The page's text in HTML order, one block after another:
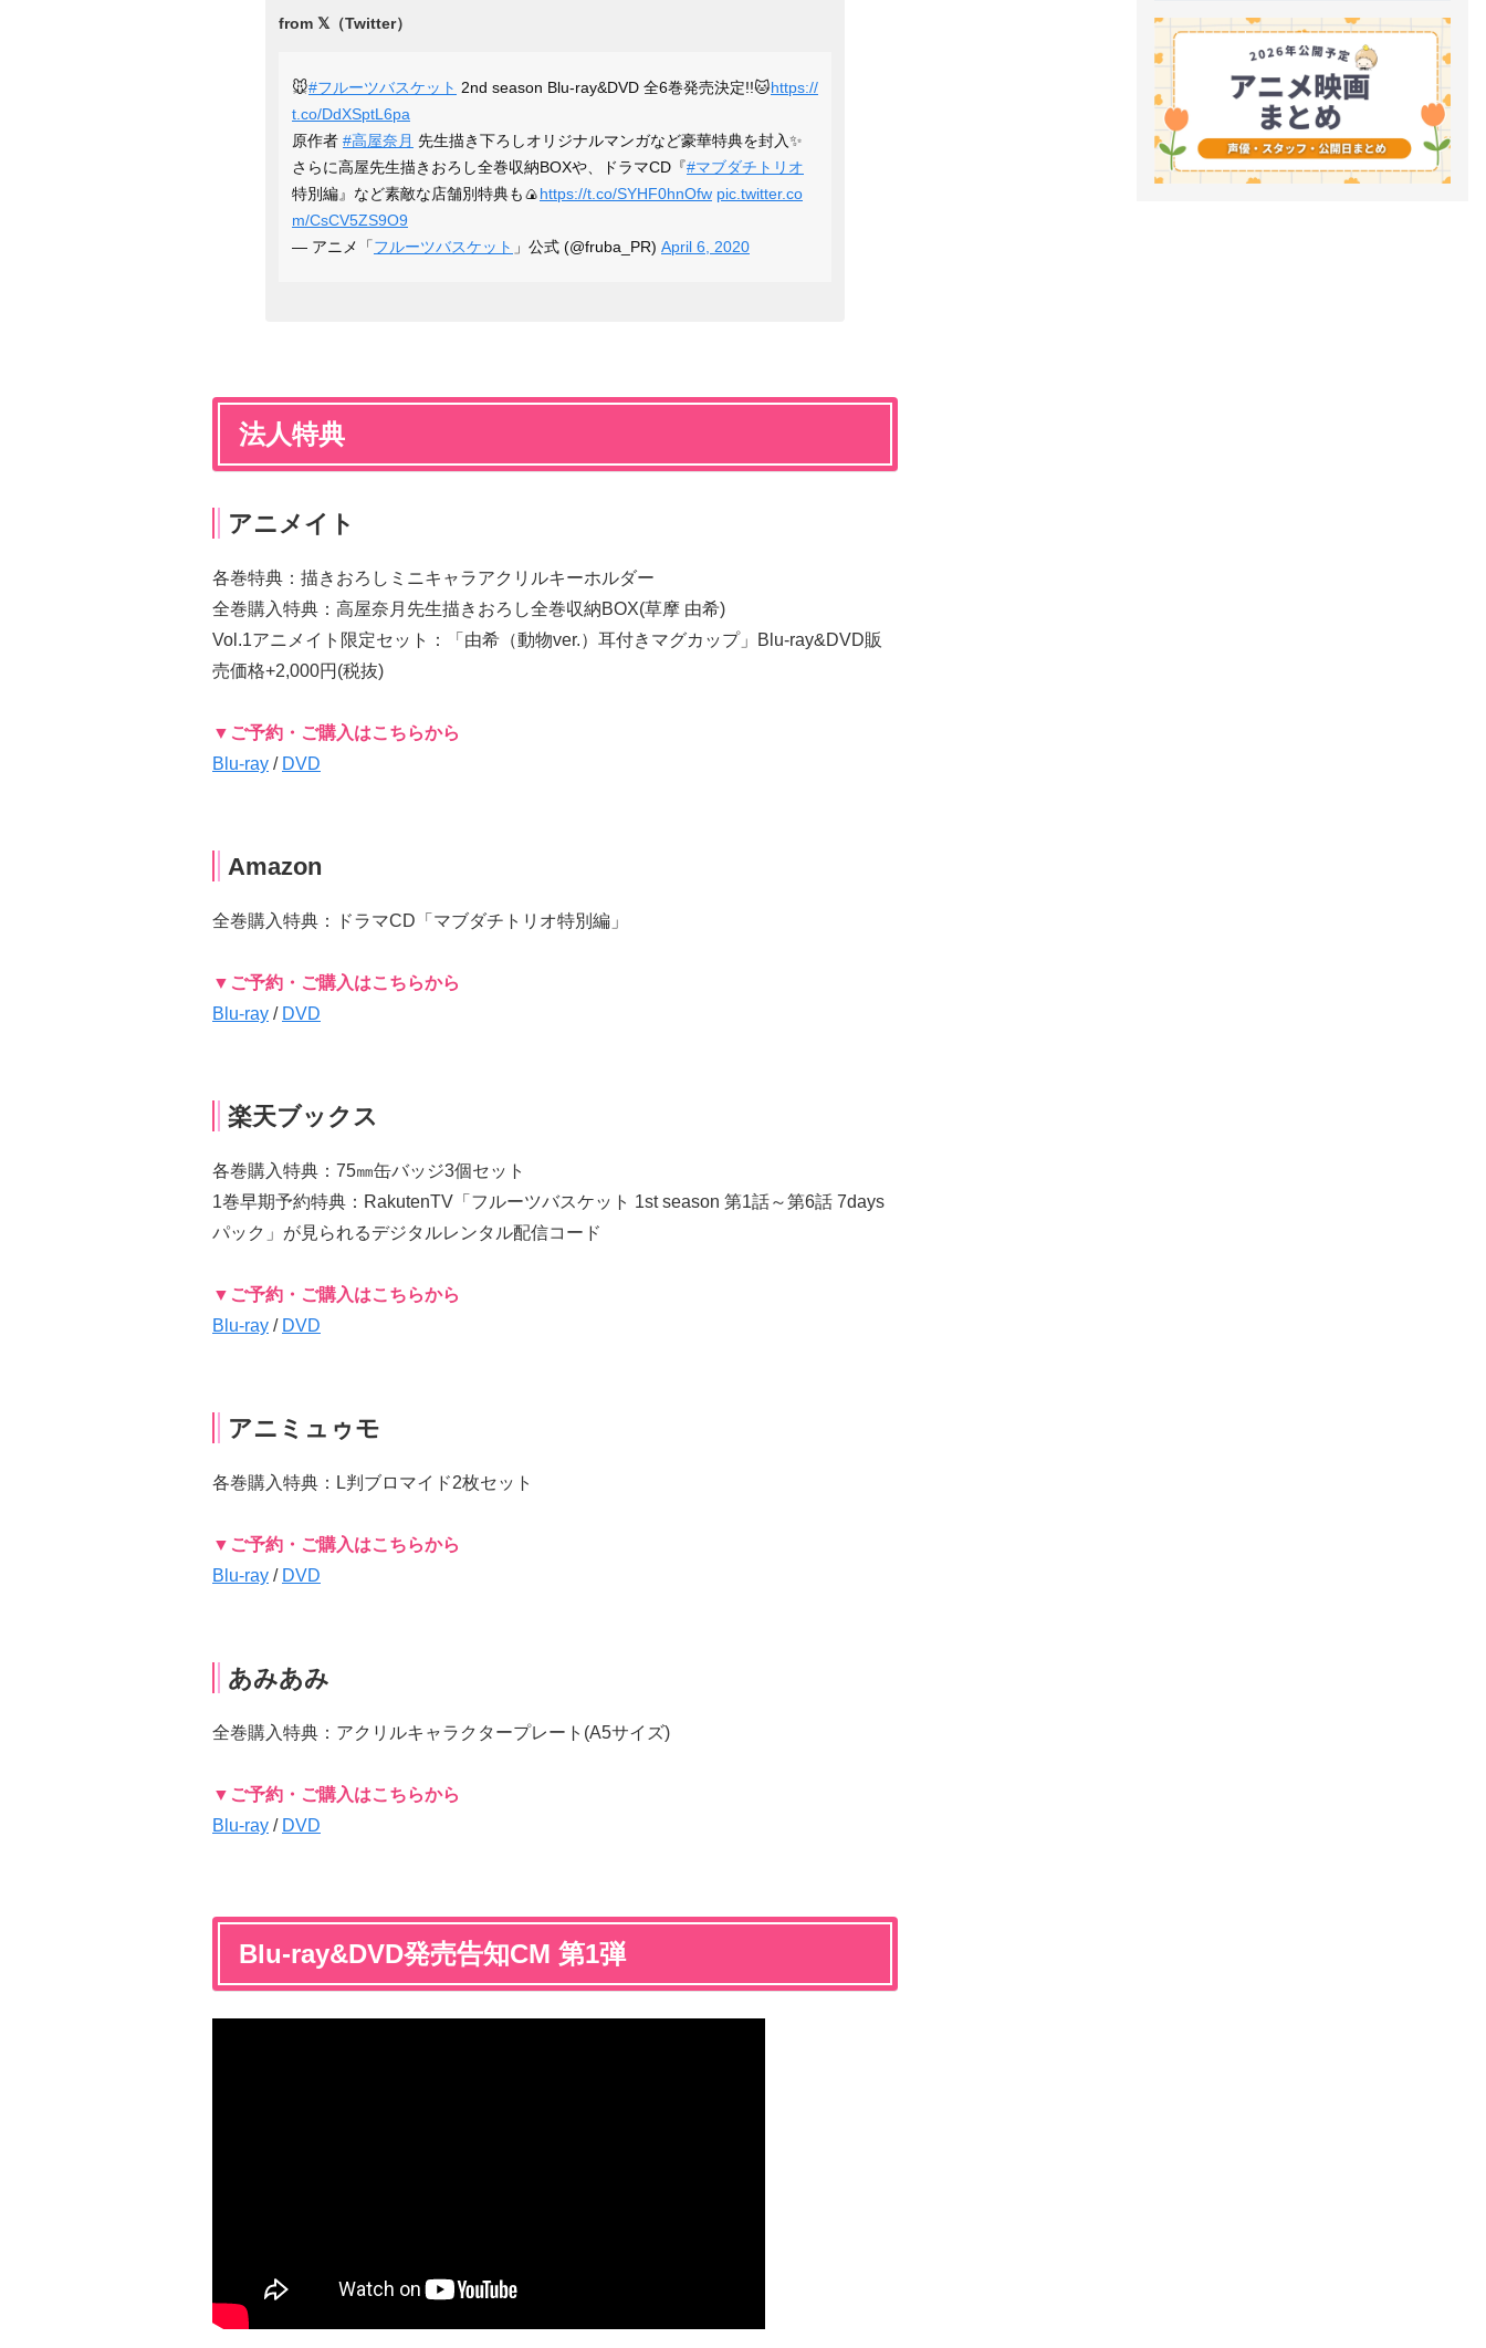
🐭#フルーツバスケット 2nd season Blu-ray&DVD 全6巻発売決定!!🐱https://
t.co/DdXSptL6pa
原作者 #高屋奈月 先生描き下ろしオリジナルマンガなど豪華特典を封入✨
さらに高屋先生描きおろし全巻収納BOXや、ドラマCD『#マブダチトリオ
特別編』など素敵な店舗別特典も🍙https://t.co/SYHF0hnOfw pic.twitter.co
m/CsCV5ZS9O9
— アニメ「フルーツバスケット 」公式 (@fruba_PR) April 6, 2020
法人特典
アニメイト
各巻特典：描きおろしミニキャラアクリルキーホルダー
全巻購入特典：高屋奈月先生描きおろし全巻収納BOX(草摩 由希)
Vol.1アニメイト限定セット：「由希（動物ver.）耳付きマグカップ」Blu-ray&DVD販
売価格+2,000円(税抜)
▼ご予約・ご購入はこちらから
Blu-ray / DVD
Amazon
全巻購入特典：ドラマCD「マブダチトリオ特別編」
▼ご予約・ご購入はこちらから
Blu-ray / DVD
楽天ブックス
各巻購入特典：75㎜缶バッジ3個セット
1巻早期予約特典：RakutenTV「フルーツバスケット 1st season 第1話～第6話 7days
パック」が見られるデジタルレンタル配信コード
▼ご予約・ご購入はこちらから
Blu-ray / DVD
アニミュゥモ
各巻購入特典：L判ブロマイド2枚セット
▼ご予約・ご購入はこちらから
Blu-ray / DVD
あみあみ
全巻購入特典：アクリルキャラクタープレート(A5サイズ)
▼ご予約・ご購入はこちらから
Blu-ray / DVD
Blu-ray&DVD発売告知CM 第1弾